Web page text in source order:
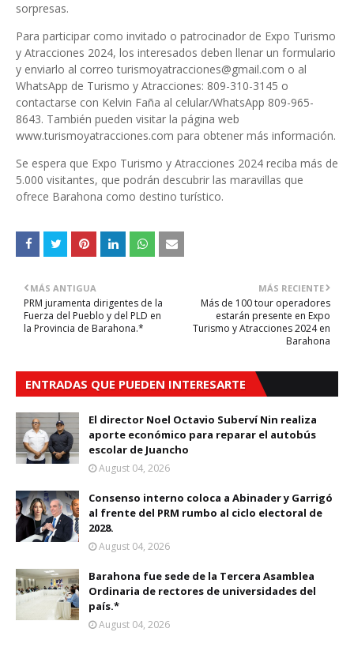
sorpresas.
Para participar como invitado o patrocinador de Expo Turismo
y Atracciones 2024, los interesados deben llenar un formulario
y enviarlo al correo turismoyatracciones@gmail.com o al
WhatsApp de Turismo y Atracciones: 809-310-3145 o
contactarse con Kelvin Faña al celular/WhatsApp 809-965-
8643. También pueden visitar la página web
www.turismoyatracciones.com para obtener más información.
Se espera que Expo Turismo y Atracciones 2024 reciba más de
5.000 visitantes, que podrán descubrir las maravillas que
ofrece Barahona como destino turístico.
MÁS RECIENTE
Más de 100 tour operadores
estarán presente en Expo
Turismo y Atracciones 2024 en
Barahona
MÁS ANTIGUA
PRM juramenta dirigentes de la
Fuerza del Pueblo y del PLD en
la Provincia de Barahona.*
ENTRADAS QUE PUEDEN INTERESARTE
El director Noel Octavio Suberví Nin realiza
aporte económico para reparar el autobús
escolar de Juancho
August 04, 2026
Consenso interno coloca a Abinader y Garrigó
al frente del PRM rumbo al ciclo electoral de
2028.
August 04, 2026
Barahona fue sede de la Tercera Asamblea
Ordinaria de rectores de universidades del
país.*
August 04, 2026